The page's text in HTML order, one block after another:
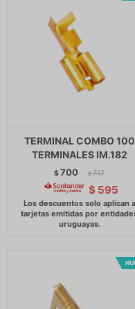
TERMINAL COMBO 100
TERMINALES IM.182
$700 $ 717
$ 595